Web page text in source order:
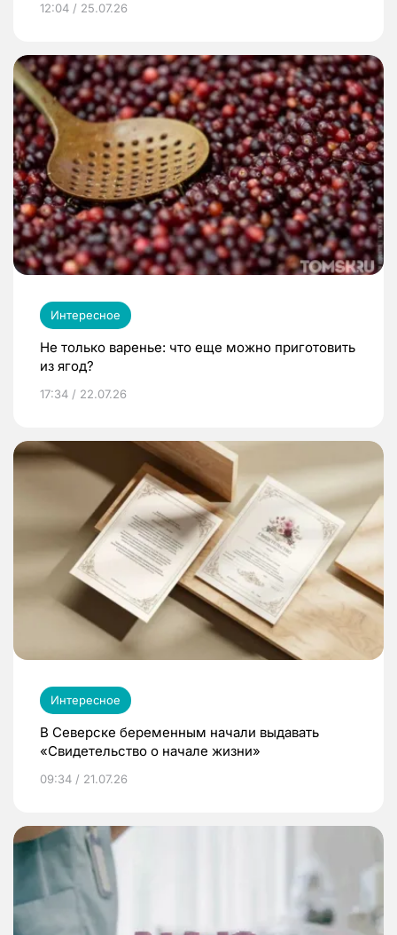
12:04 / 25.07.26
Интересное
Не только варенье: что еще можно приготовить
из ягод?
17:34 / 22.07.26
Интересное
В Северске беременным начали выдавать
«Свидетельство о начале жизни»
09:34 / 21.07.26